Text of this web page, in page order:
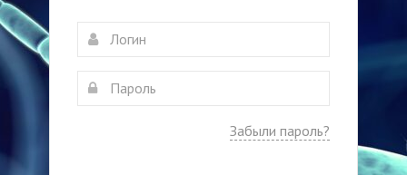
Забыли пароль?